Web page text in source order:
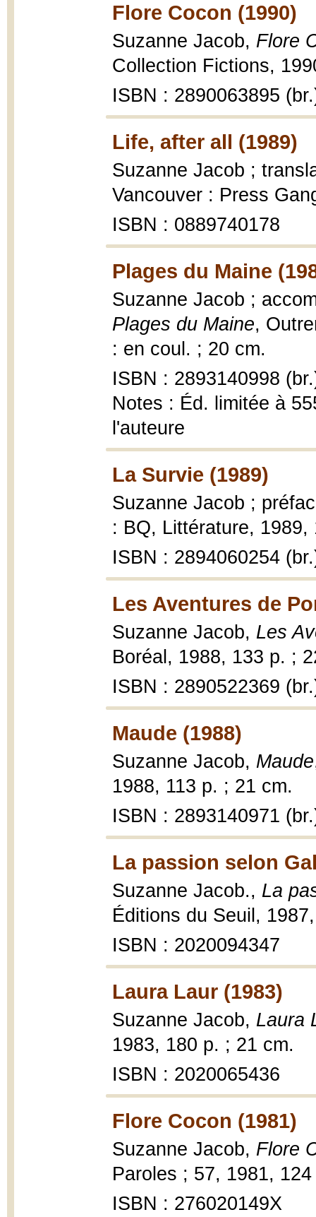
Flore Cocon (1990)
Suzanne Jacob, Flore
Collection Fictions,
ISBN : 2890063895
Life, after all (1989)
Suzanne Jacob ;
Vancouver : Press
ISBN : 0889740178
Plages du Maine
Suzanne Jacob ;
Plages du Maine,
: en coul. ; 20 cm.
ISBN : 2893140998
Notes : Éd. limitée à
l'auteure
La Survie (1989)
Suzanne Jacob ;
: BQ, Littérature, 1989,
ISBN : 2894060254
Les Aventures de
Suzanne Jacob, Les
Boréal, 1988, 133 p. ;
ISBN : 2890522369
Maude (1988)
Suzanne Jacob, Maude
1988, 113 p. ; 21 cm.
ISBN : 2893140971
La passion selon
Suzanne Jacob., La
Éditions du Seuil,
ISBN : 2020094347
Laura Laur (1983)
Suzanne Jacob, Laura
1983, 180 p. ; 21 cm.
ISBN : 2020065436
Flore Cocon (1981)
Suzanne Jacob, Flore
Paroles ; 57, 1981,
ISBN : 276020149X